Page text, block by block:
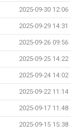
2025-09-30 12:06
2025-09-29 14:31
2025-09-26 09:56
2025-09-25 14:22
2025-09-24 14:02
2025-09-22 11:14
2025-09-17 11:48
2025-09-15 15:38